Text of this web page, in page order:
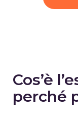
Cos’è
perché